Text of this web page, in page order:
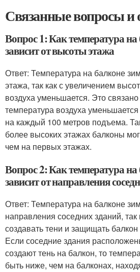
Связанные вопросы и
Вопрос 1: Как температура
зависит от высоты этажа
Ответ: Температура на балконе
этажа, так как с увеличением
воздуха уменьшается. Это связано
температура воздуха
на каждый 100 метров подъема.
более высоких этажах балконы
чем на первых этажах.
Вопрос 2: Как температура
зависит от направления
Ответ: Температура на балконе
направления соседних зданий, так
создавать тени и защищать
Если соседние здания
создают тень на балкон, то
быть ниже, чем на балконах,